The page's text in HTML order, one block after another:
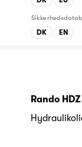
DK EN
Rando